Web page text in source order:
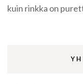
kuin rinkka on